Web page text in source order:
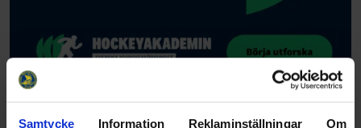
Samtycke Information Reklaminställningar Om